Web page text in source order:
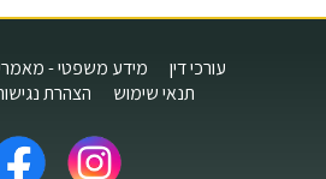
עורכי דין
מידע משפטי -
תנאי שימוש
הצהרת